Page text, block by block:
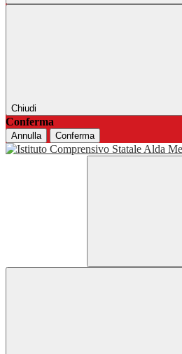
Chiudi
Conferma
Annulla Conferma